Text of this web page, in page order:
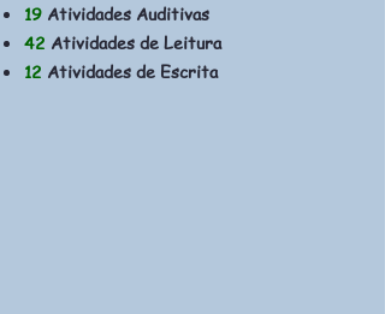
19 Atividades Auditivas
42 Atividades de Leitura
12 Atividades de Escrita